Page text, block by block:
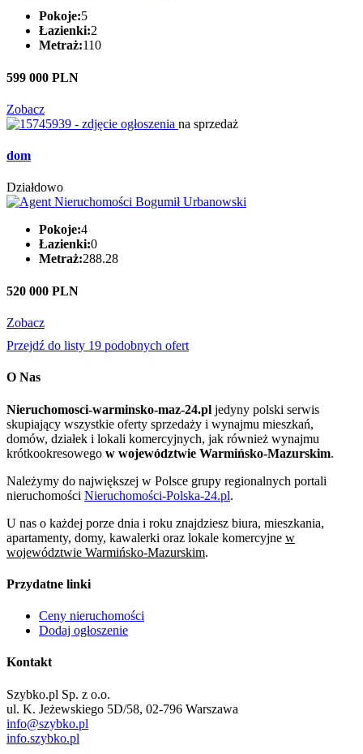
Pokoje:5
Łazienki:2
Metraż:110
599 000 PLN
Zobacz
na sprzedaż
dom
Działdowo
Pokoje:4
Łazienki:0
Metraż:288.28
520 000 PLN
Zobacz
Przejdź do listy 19 podobnych ofert
O Nas
Nieruchomosci-warminsko-maz-24.pl jedyny polski serwis
skupiający wszystkie oferty sprzedaży i wynajmu mieszkań,
domów, działek i lokali komercyjnych, jak również wynajmu
krótkookresowego w województwie Warmińsko-Mazurskim.
Należymy do największej w Polsce grupy regionalnych portali
nieruchomości Nieruchomości-Polska-24.pl.
U nas o każdej porze dnia i roku znajdziesz biura, mieszkania,
apartamenty, domy, kawalerki oraz lokale komercyjne w
województwie Warmińsko-Mazurskim.
Przydatne linki
Ceny nieruchomości
Dodaj ogłoszenie
Kontakt
Szybko.pl Sp. z o.o.
ul. K. Jeżewskiego 5D/58, 02-796 Warszawa
info@szybko.pl
info.szybko.pl